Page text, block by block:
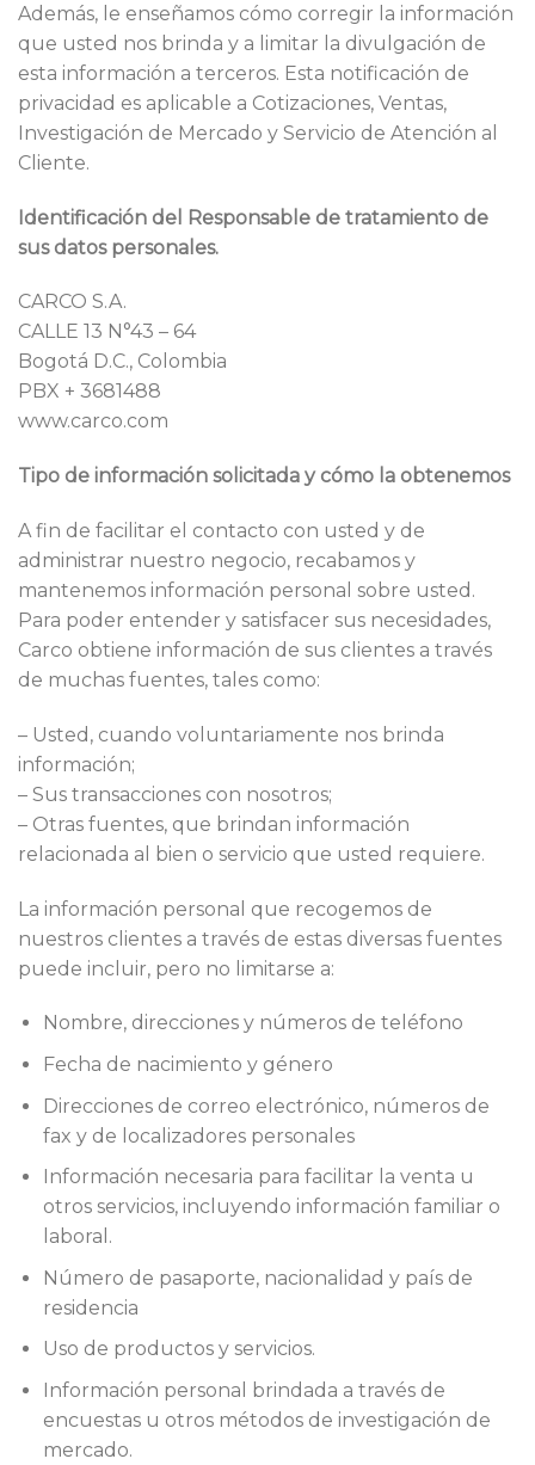
Además, le enseñamos cómo corregir la información
que usted nos brinda y a limitar la divulgación de
esta información a terceros. Esta notificación de
privacidad es aplicable a Cotizaciones, Ventas,
Investigación de Mercado y Servicio de Atención al
Cliente.
Identificación del Responsable de tratamiento de
sus datos personales.
CARCO S.A.
CALLE 13 N°43 – 64
Bogotá D.C., Colombia
PBX + 3681488
www.carco.com
Tipo de información solicitada y cómo la obtenemos
A fin de facilitar el contacto con usted y de
administrar nuestro negocio, recabamos y
mantenemos información personal sobre usted.
Para poder entender y satisfacer sus necesidades,
Carco obtiene información de sus clientes a través
de muchas fuentes, tales como:
– Usted, cuando voluntariamente nos brinda
información;
– Sus transacciones con nosotros;
– Otras fuentes, que brindan información
relacionada al bien o servicio que usted requiere.
La información personal que recogemos de
nuestros clientes a través de estas diversas fuentes
puede incluir, pero no limitarse a:
Nombre, direcciones y números de teléfono
Fecha de nacimiento y género
Direcciones de correo electrónico, números de
fax y de localizadores personales
Información necesaria para facilitar la venta u
otros servicios, incluyendo información familiar o
laboral.
Número de pasaporte, nacionalidad y país de
residencia
Uso de productos y servicios.
Información personal brindada a través de
encuestas u otros métodos de investigación de
mercado.